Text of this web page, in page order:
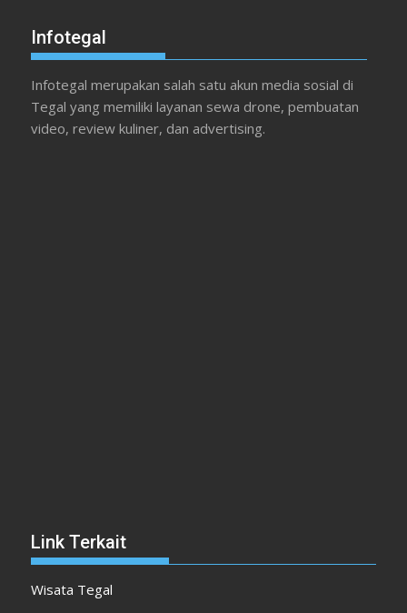
Infotegal
Infotegal merupakan salah satu akun media sosial di
Tegal yang memiliki layanan sewa drone, pembuatan
video, review kuliner, dan advertising.
Link Terkait
Wisata Tegal